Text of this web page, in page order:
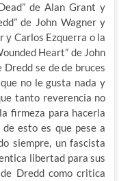
de Alan Grant y
de John Wagner y
y Carlos Ezquerra o la
Heart” de John
se de de bruces
no le gusta nada y
tanto reverencia no
firmeza para hacerla
esto es que pese a
siempre, un fascista
libertad para sus
Dredd como critica